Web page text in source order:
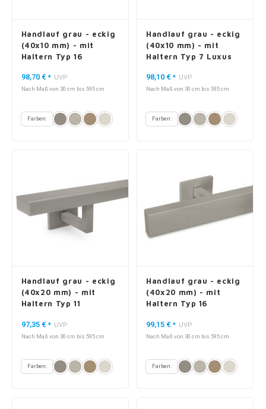
Handlauf grau - eckig
(40x10 mm) - mit
Haltern Typ 16
98,70 € * UVP
Nach Maß von 30 cm bis 595 cm
Farben:
Handlauf grau - eckig
(40x10 mm) - mit
Haltern Typ 7 Luxus
98,10 € * UVP
Nach Maß von 30 cm bis 595 cm
Farben:
Handlauf grau - eckig
(40x20 mm) - mit
Haltern Typ 11
97,35 € * UVP
Nach Maß von 30 cm bis 595 cm
Farben:
Handlauf grau - eckig
(40x20 mm) - mit
Haltern Typ 16
99,15 € * UVP
Nach Maß von 30 cm bis 595 cm
Farben: